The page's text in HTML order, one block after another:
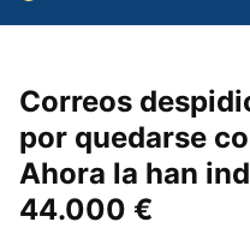
Correos
por quedarse
Ahora la han
44.000 €